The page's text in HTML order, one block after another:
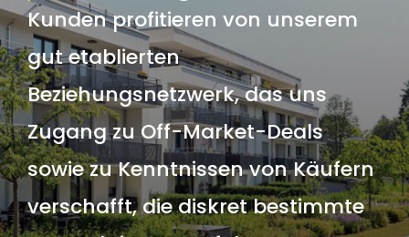
Kunden profitieren von unserem
gut etablierten
Beziehungsnetzwerk, das uns
Zugang zu Off-Market-Deals
sowie zu Kenntnissen von Käufern
verschafft, die diskret bestimmte